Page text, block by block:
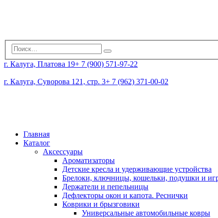
г. Калуга, Платова 19+ 7 (900) 571-97-22
г. Калуга, Суворова 121, стр. 3+ 7 (962) 371-00-02
Главная
Каталог
Аксессуары
Ароматизаторы
Детские кресла и удерживающие устройства
Брелоки, ключницы, кошельки, подушки и
Держатели и пепельницы
Дефлекторы окон и капота. Реснички
Коврики и брызговики
Универсальные автомобильные ковры